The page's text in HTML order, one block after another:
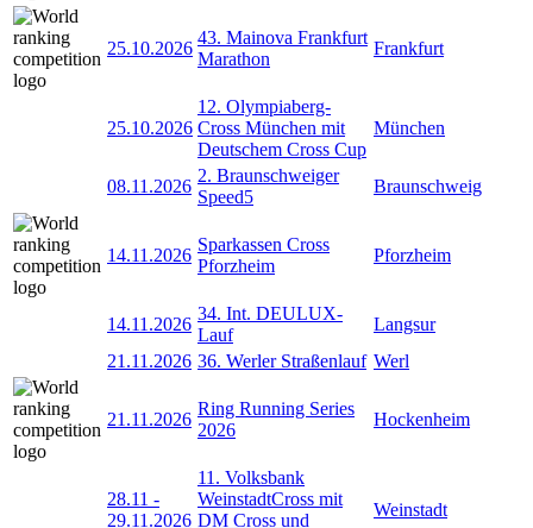
25.10.2026
43. Mainova Frankfurt
Marathon
Frankfurt
25.10.2026
12. Olympiaberg-
Cross München mit
Deutschem Cross Cup
München
08.11.2026
2. Braunschweiger
Speed5
Braunschweig
14.11.2026
Sparkassen Cross
Pforzheim
Pforzheim
14.11.2026
34. Int. DEULUX-
Lauf
Langsur
21.11.2026 36. Werler Straßenlauf Werl
21.11.2026
Ring Running Series
2026
Hockenheim
28.11 -
29.11.2026
11. Volksbank
WeinstadtCross mit
DM Cross und
Weinstadt